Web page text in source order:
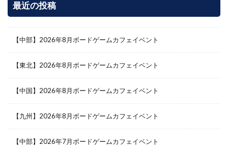
最近の投稿
【中部】2026年8月ボードゲームカフェイベント
【東北】2026年8月ボードゲームカフェイベント
【中国】2026年8月ボードゲームカフェイベント
【九州】2026年8月ボードゲームカフェイベント
【中部】2026年7月ボードゲームカフェイベント